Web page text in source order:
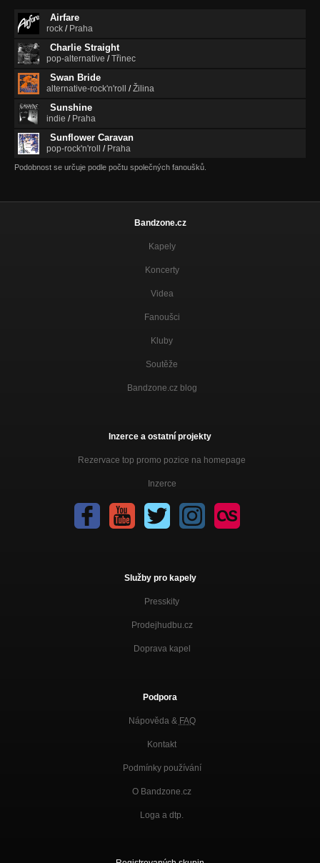
Airfare
rock / Praha
Charlie Straight
pop-alternative /Třinec
Swan Bride
alternative-rock'n'roll /Žilina
Sunshine
indie / Praha
Sunflower Caravan
pop-rock'n'roll / Praha
Podobnost se určuje podle počtu společných fanoušků.
Bandzone.cz
Kapely
Koncerty
Videa
Fanoušci
Kluby
Soutěže
Bandzone.cz blog
Inzerce a ostatní projekty
Rezervace top promo pozice na homepage
Inzerce
Služby pro kapely
Presskity
Prodejhudbu.cz
Doprava kapel
Podpora
Nápověda & FAQ
Kontakt
Podmínky používání
O Bandzone.cz
Loga a dtp.